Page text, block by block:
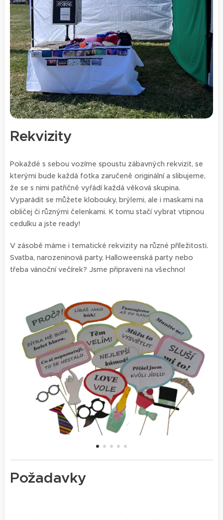
Rekvizity
Pokaždé s sebou vozíme spoustu zábavných rekvizit, se
kterými bude každá fotka zaručeně originální a slibujeme,
že se s nimi patřičně vyřádí každá věková skupina.
Vyparádit se můžete klobouky, brýlemi, ale i maskami na
obličej či různými čelenkami. K tomu stačí vybrat vtipnou
cedulku a jste ready!
V zásobě máme i tematické rekvizity na různé příležitosti.
Svatba, narozeninová party, Halloweenská party nebo
třeba vánoční večírek? Jsme připraveni na všechno!
Požadavky